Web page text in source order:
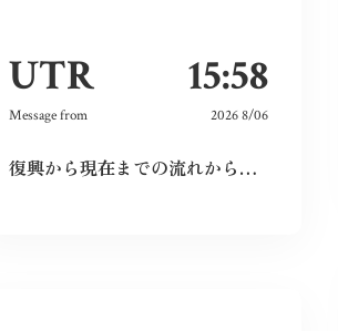
UTR 15:58
Message from 2026 8/06
復興から現在までの流れから、広島という場所の力強さを感じた。